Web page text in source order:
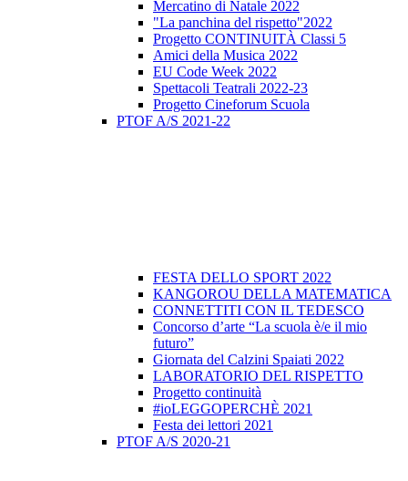
Mercatino di Natale 2022
"La panchina del rispetto"2022
Progetto CONTINUITÀ Classi 5
Amici della Musica 2022
EU Code Week 2022
Spettacoli Teatrali 2022-23
Progetto Cineforum Scuola
PTOF A/S 2021-22
FESTA DELLO SPORT 2022
KANGOROU DELLA MATEMATICA
CONNETTITI CON IL TEDESCO
Concorso d’arte “La scuola è/e il mio
futuro”
Giornata del Calzini Spaiati 2022
LABORATORIO DEL RISPETTO
Progetto continuità
#ioLEGGOPERCHÈ 2021
Festa dei lettori 2021
PTOF A/S 2020-21